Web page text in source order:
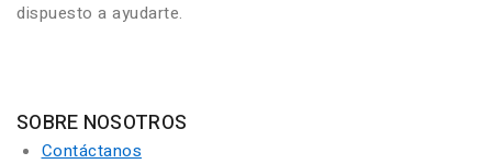
dispuesto a ayudarte.
SOBRE NOSOTROS
Contáctanos